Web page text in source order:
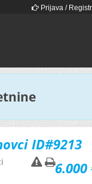
Prijava /
ID#9213
6.000